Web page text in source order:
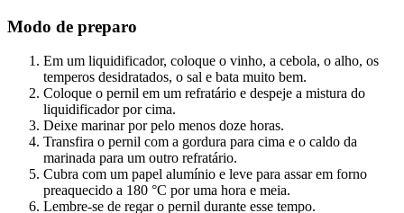
Modo de preparo
Em um liquidificador, coloque o vinho, a cebola, o alho, os
temperos desidratados, o sal e bata muito bem.
Coloque o pernil em um refratário e despeje a mistura do
liquidificador por cima.
Deixe marinar por pelo menos doze horas.
Transfira o pernil com a gordura para cima e o caldo da
marinada para um outro refratário.
Cubra com um papel alumínio e leve para assar em forno
preaquecido a 180 °C por uma hora e meia.
Lembre-se de regar o pernil durante esse tempo.